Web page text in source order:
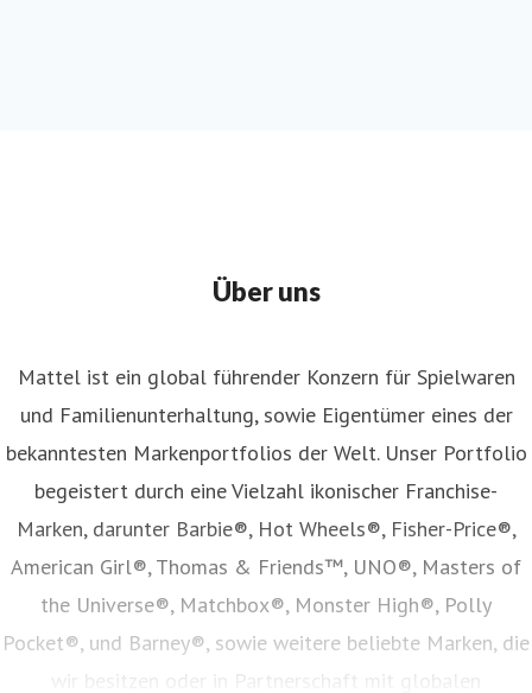
Über uns
Mattel ist ein global führender Konzern für Spielwaren
und Familienunterhaltung, sowie Eigentümer eines der
bekanntesten Markenportfolios der Welt. Unser Portfolio
begeistert durch eine Vielzahl ikonischer Franchise-
Marken, darunter Barbie®, Hot Wheels®, Fisher-Price®,
American Girl®, Thomas & Friends™, UNO®, Masters of
the Universe®, Matchbox®, Monster High®, Polly
Pocket®, und Barney®, sowie weitere beliebte Marken, die
wir besitzen oder in Partnerschaft mit globalen